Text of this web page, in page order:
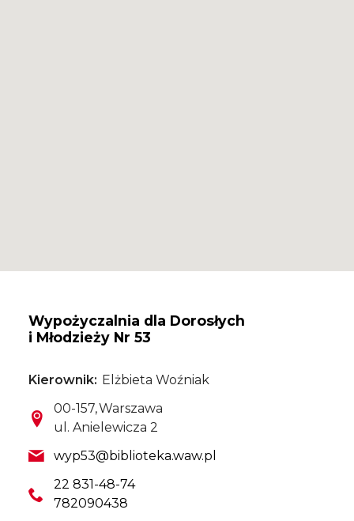
Wypożyczalnia dla Dorosłych
i Młodzieży Nr 53
Kierownik
Elżbieta Woźniak
Kod pocztowy
00-157 Miasto
Warszawa
Ulica
ul. Anielewicza 2
Email
wyp53@biblioteka.waw.pl
Telefon
22 831-48-74
782090438